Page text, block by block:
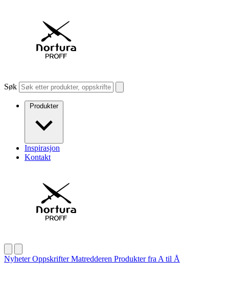
Søk
Produkter
Inspirasjon
Kontakt
NyheterOppskrifterMatredderen Produkter fra A til Å